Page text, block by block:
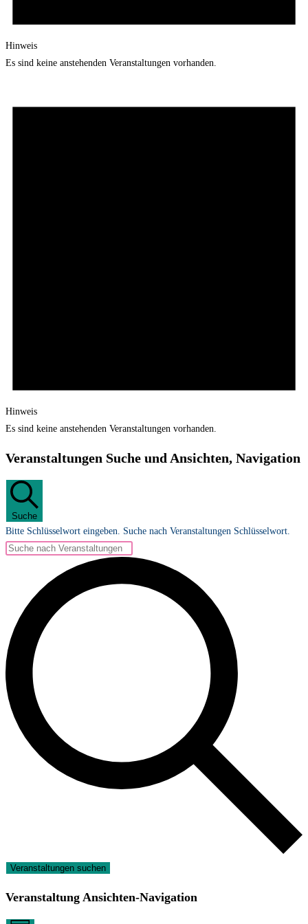
Hinweis
Es sind keine anstehenden Veranstaltungen vorhanden.
Hinweis
Es sind keine anstehenden Veranstaltungen vorhanden.
Veranstaltungen Suche und Ansichten, Navigation
Suche
Bitte Schlüsselwort eingeben. Suche nach Veranstaltungen Schlüsselwort.
Veranstaltungen suchen
Veranstaltung Ansichten-Navigation